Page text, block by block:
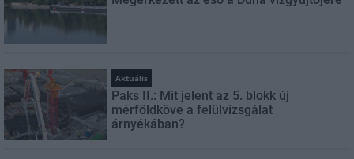
Aktuális
Paks II.: Mit jelent az 5. blokk új
mérföldköve a felülvizsgálat
árnyékában?